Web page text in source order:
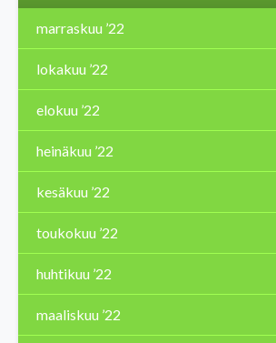
marraskuu ’22
lokakuu ’22
elokuu ’22
heinäkuu ’22
kesäkuu ’22
toukokuu ’22
huhtikuu ’22
maaliskuu ’22